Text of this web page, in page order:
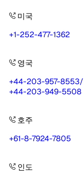
미국
+1-252-477-1362
영국
+44-203-957-8553/
+44-203-949-5508
호주
+61-8-7924-7805
인도